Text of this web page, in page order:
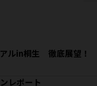
ルin桐生 徹底展望！
レポート